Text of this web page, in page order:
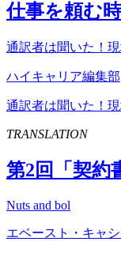
仕事を頼む
通訳者は聞いた！
ハイキャリア編集部
通訳者は聞いた！
TRANSLATION
第2回「契約
Nuts and bol
エベースト・キャ